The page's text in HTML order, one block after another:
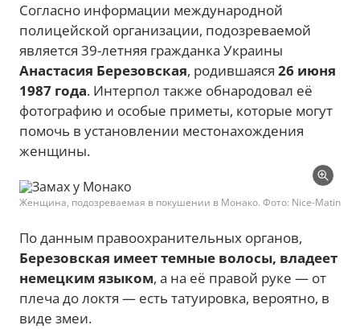
Согласно информации международной
полицейской организации, подозреваемой
является 39-летняя гражданка Украины
Анастасия Березовская, родившаяся 26 июня
1987 года. Интерпол также обнародовал её
фотографию и особые приметы, которые могут
помочь в установлении местонахождения
женщины.
Женщина, подозреваемая в покушении в Монако. Фото: Nice-Matin
По данным правоохранительных органов,
Березовская имеет темные волосы, владеет
немецким языком, а на её правой руке — от
плеча до локтя — есть татуировка, вероятно, в
виде змеи.